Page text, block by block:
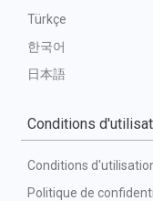
Türkçe
한국어
日本語
Conditions
Conditions
Politique de